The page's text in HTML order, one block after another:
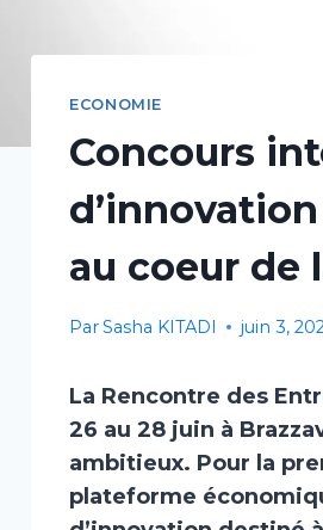
ECONOMIE
Concours
au coeur de
ParSasha KITADI juin 3,
La Rencontre des
26 au 28 juin à
ambitieux. Pour la
plateforme